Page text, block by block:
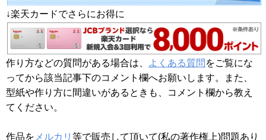
↓楽天カードでさらにお得に
作り方などの質問がある場合は、 よくある質問 をご覧にな
ってから該当記事下のコメント欄へお願いします。また、
型紙や作り方に間違いがあるときも、コメント欄から教え
てください。
作品を メルカリ 等で販売して頂いて(私の著作権上)問題あり